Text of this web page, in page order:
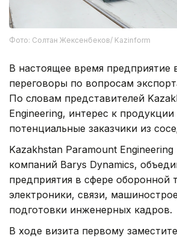
Фото: Солтан Жексенбеков/ Kazinform
В настоящее время предприятие
переговоры по вопросам
По словам представителей
Engineering, интерес к
потенциальные заказчики из
Kazakhstan Paramount
компаний Barys Dynamics,
предприятия в сфере оборонной
электроники, связи,
подготовки инженерных кадров.
В ходе визита первому